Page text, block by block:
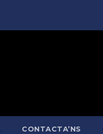
CONTACTA’NS